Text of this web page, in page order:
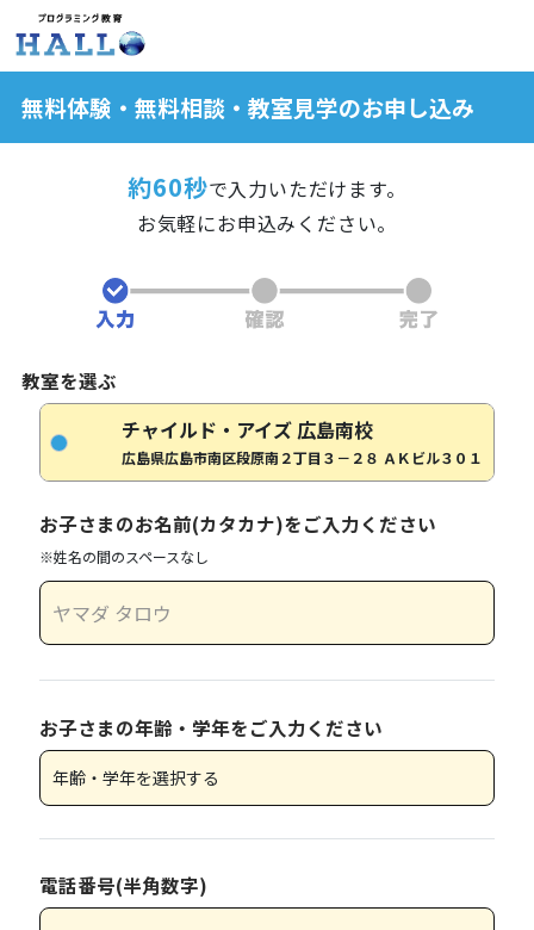
無料体験・無料相談・教室見学のお申し込み
約60秒で入力いただけます。
お気軽にお申込みください。
教室を選ぶ
チャイルド・アイズ 広島南校
広島県広島市南区段原南２丁目３－２８ ＡＫビル３０１
お子さまのお名前(カタカナ)をご入力ください
※姓名の間のスペースなし
お子さまの年齢・学年をご入力ください
電話番号(半角数字)